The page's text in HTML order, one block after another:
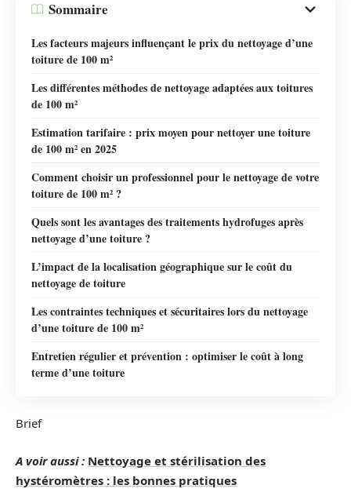
Sommaire
Les facteurs majeurs influençant le prix du nettoyage d’une
toiture de 100 m²
Les différentes méthodes de nettoyage adaptées aux toitures
de 100 m²
Estimation tarifaire : prix moyen pour nettoyer une toiture
de 100 m² en 2025
Comment choisir un professionnel pour le nettoyage de votre
toiture de 100 m² ?
Quels sont les avantages des traitements hydrofuges après
nettoyage d’une toiture ?
L’impact de la localisation géographique sur le coût du
nettoyage de toiture
Les contraintes techniques et sécuritaires lors du nettoyage
d’une toiture de 100 m²
Entretien régulier et prévention : optimiser le coût à long
terme d’une toiture
Brief
A voir aussi : Nettoyage et stérilisation des
hystéromètres : les bonnes pratiques